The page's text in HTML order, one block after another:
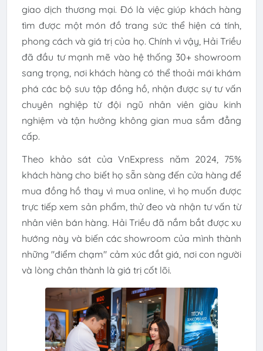
giao dịch thương mại. Đó là việc giúp khách hàng
tìm được một món đồ trang sức thể hiện cá tính,
phong cách và giá trị của họ. Chính vì vậy, Hải Triều
đã đầu tư mạnh mẽ vào hệ thống 30+ showroom
sang trọng, nơi khách hàng có thể thoải mái khám
phá các bộ sưu tập đồng hồ, nhận được sự tư vấn
chuyên nghiệp từ đội ngũ nhân viên giàu kinh
nghiệm và tận hưởng không gian mua sắm đẳng
cấp.
Theo khảo sát của VnExpress năm 2024, 75%
khách hàng cho biết họ sẵn sàng đến cửa hàng để
mua đồng hồ thay vì mua online, vì họ muốn được
trực tiếp xem sản phẩm, thử đeo và nhận tư vấn từ
nhân viên bán hàng. Hải Triều đã nắm bắt được xu
hướng này và biến các showroom của mình thành
những "điểm chạm" cảm xúc đắt giá, nơi con người
và lòng chân thành là giá trị cốt lõi.